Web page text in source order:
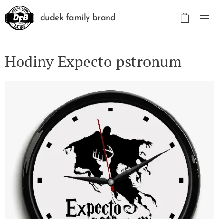
dudek family brand
Hodiny Expecto pstronum